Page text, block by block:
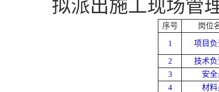
拟派出施工现场管
序号 岗位
1 项目负
2
技术负
3
安全
4
材料